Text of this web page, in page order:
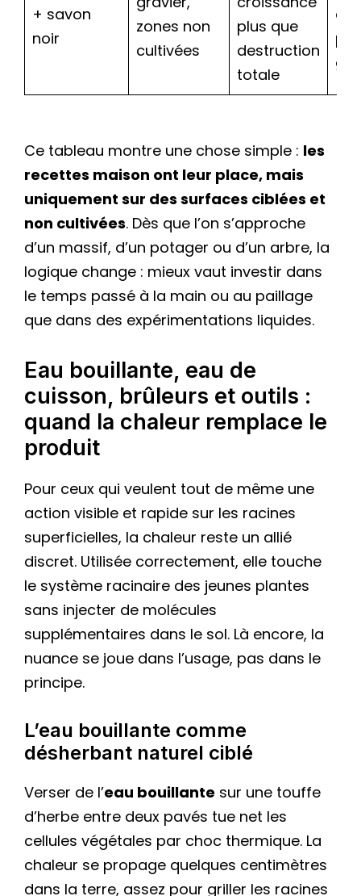
+ savon
noir
zones non
cultivées
plus que
destruction
totale
Ce tableau montre une chose simple : les
recettes maison ont leur place, mais
uniquement sur des surfaces ciblées et
non cultivées. Dès que l’on s’approche
d’un massif, d’un potager ou d’un arbre, la
logique change : mieux vaut investir dans
le temps passé à la main ou au paillage
que dans des expérimentations liquides.
Eau bouillante, eau de
cuisson, brûleurs et outils :
quand la chaleur remplace le
produit
Pour ceux qui veulent tout de même une
action visible et rapide sur les racines
superficielles, la chaleur reste un allié
discret. Utilisée correctement, elle touche
le système racinaire des jeunes plantes
sans injecter de molécules
supplémentaires dans le sol. Là encore, la
nuance se joue dans l’usage, pas dans le
principe.
L’eau bouillante comme
désherbant naturel ciblé
Verser de l’eau bouillante sur une touffe
d’herbe entre deux pavés tue net les
cellules végétales par choc thermique. La
chaleur se propage quelques centimètres
dans la terre, assez pour griller les racines